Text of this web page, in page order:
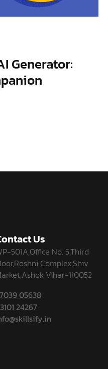
Generator:
Us
501A,Office No. 5,Third
Complex,Shiv
Vihar-110052
05638
24267